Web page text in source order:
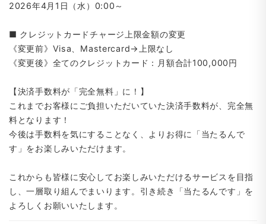
2026年4月1日（水）0:00～
■ クレジットカードチャージ上限金額の変更
《変更前》Visa、Mastercard→上限なし
《変更後》全てのクレジットカード：月額合計100,000円
【決済手数料が「完全無料」に！】
これまでお客様にご負担いただいていた決済手数料が、完全無
料となります！
今後は手数料を気にすることなく、よりお得に「当たるんで
す」をお楽しみいただけます。
これからも皆様に安心してお楽しみいただけるサービスを目指
し、一層取り組んでまいります。引き続き「当たるんです」を
よろしくお願いいたします。